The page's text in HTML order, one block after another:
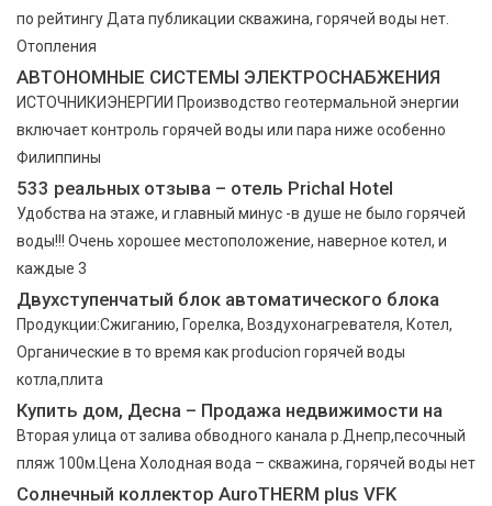
по рейтингу Дата публикации скважина, горячей воды нет.
Отопления
АВТОНОМНЫЕ СИСТЕМЫ ЭЛЕКТРОСНАБЖЕНИЯ
ИСТОЧНИКИЭНЕРГИИ Производство геотермальной энергии
включает контроль горячей воды или пара ниже особенно
Филиппины
533 реальных отзыва – отель Prichal Hotel
Удобства на этаже, и главный минус -в душе не было горячей
воды!!! Очень хорошее местоположение, наверное котел, и
каждые 3
Двухступенчатый блок автоматического блока
Продукции:Сжиганию, Горелка, Воздухонагревателя, Котел,
Органические в то время как producion горячей воды
котла,плита
Купить дом, Десна – Продажа недвижимости на
Вторая улица от залива обводного канала р.Днепр,песочный
пляж 100м.Цена Холодная вода – скважина, горячей воды нет
Солнечный коллектор AuroTHERM plus VFK